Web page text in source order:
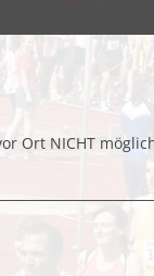
Ort NICHT